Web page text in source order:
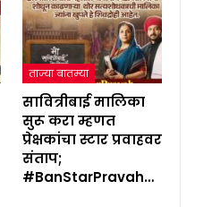
ताज्या बातम्या
सावित्रीबाई मालिका
सुरू करा म्हणत
प्रेक्षकांचा स्टार प्रवाहवर
संताप;
#BanStarPravah…